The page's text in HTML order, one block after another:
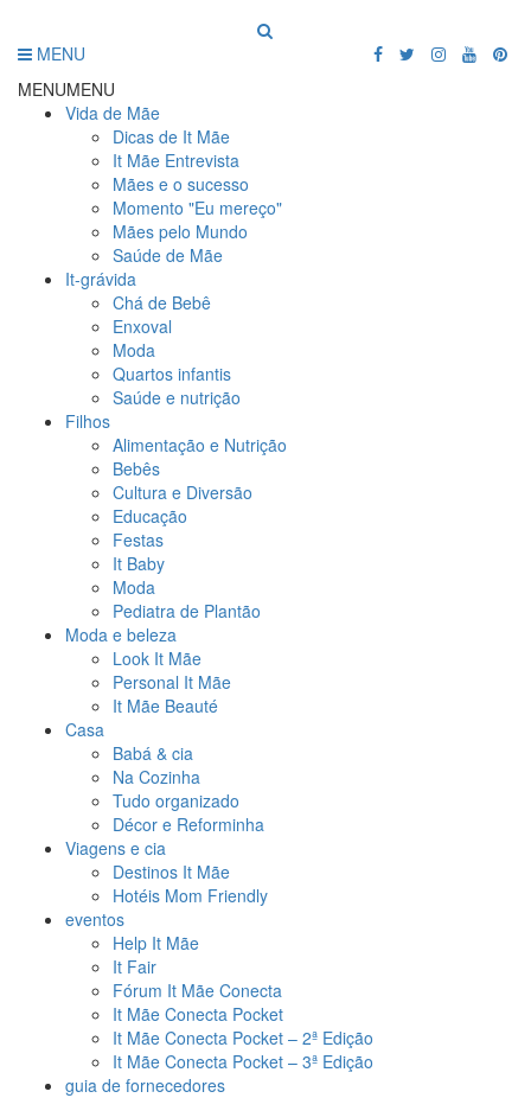
MENU
MENUMENU
Vida de Mãe
Dicas de It Mãe
It Mãe Entrevista
Mães e o sucesso
Momento "Eu mereço"
Mães pelo Mundo
Saúde de Mãe
It-grávida
Chá de Bebê
Enxoval
Moda
Quartos infantis
Saúde e nutrição
Filhos
Alimentação e Nutrição
Bebês
Cultura e Diversão
Educação
Festas
It Baby
Moda
Pediatra de Plantão
Moda e beleza
Look It Mãe
Personal It Mãe
It Mãe Beauté
Casa
Babá & cia
Na Cozinha
Tudo organizado
Décor e Reforminha
Viagens e cia
Destinos It Mãe
Hotéis Mom Friendly
eventos
Help It Mãe
It Fair
Fórum It Mãe Conecta
It Mãe Conecta Pocket
It Mãe Conecta Pocket – 2ª Edição
It Mãe Conecta Pocket – 3ª Edição
guia de fornecedores